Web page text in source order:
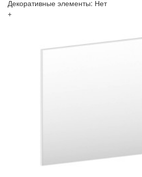
Декоративные элементы: Нет
+